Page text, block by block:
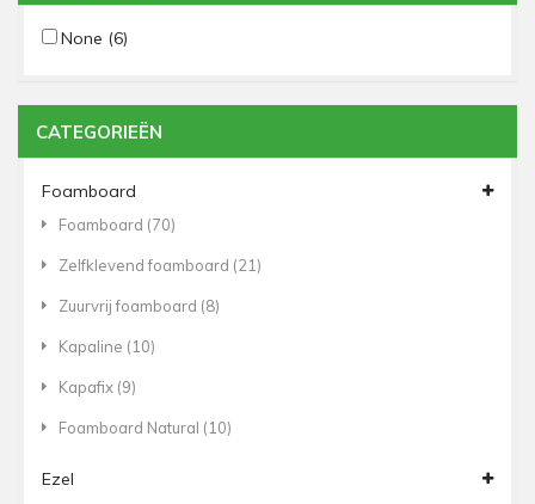
None (6)
CATEGORIEËN
Foamboard
Foamboard (70)
Zelfklevend foamboard (21)
Zuurvrij foamboard (8)
Kapaline (10)
Kapafix (9)
Foamboard Natural (10)
Ezel